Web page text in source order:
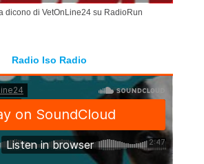
dicono di VetOnLine24 su RadioRun
Radio Iso Radio